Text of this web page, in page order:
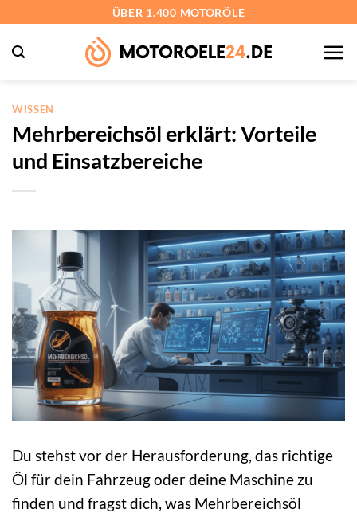
springen
ÜBER 1.400 MOTORÖLE
WISSEN
Mehrbereichsöl erklärt: Vorteile
und Einsatzbereiche
Du stehst vor der Herausforderung, das richtige
Öl für dein Fahrzeug oder deine Maschine zu
finden und fragst dich, was Mehrbereichsöl